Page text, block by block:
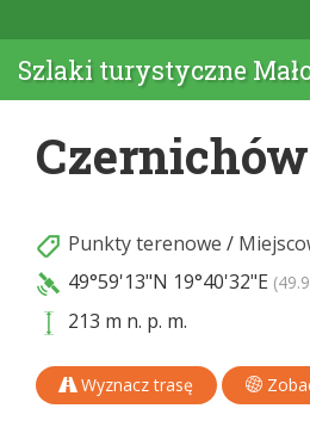
Szlaki turystyczne
Czernichów
Punkty terenowe /
49°59'13"N 19°40'32"E
213 m n. p. m.
Wyznacz trasę